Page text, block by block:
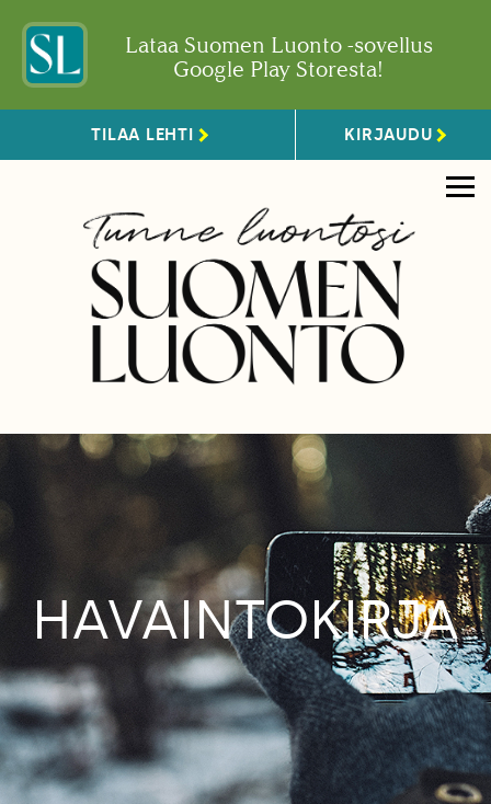
Lataa Suomen Luonto -sovellus
Google Play Storesta!
TILAA LEHTI KIRJAUDU
HAVAINTOKIRJA